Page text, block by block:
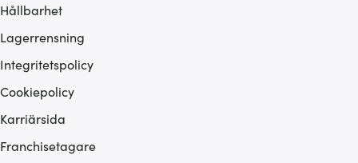
Hållbarhet
Lagerrensning
Integritetspolicy
Cookiepolicy
Karriärsida
Franchisetagare